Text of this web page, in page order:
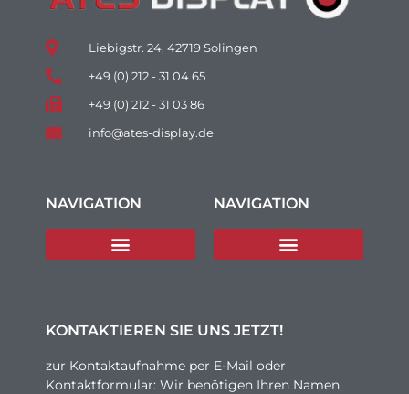
Liebigstr. 24, 42719 Solingen
+49 (0) 212 - 31 04 65
+49 (0) 212 - 31 03 86
info@ates-display.de
NAVIGATION NAVIGATION
KONTAKTIEREN SIE UNS JETZT!
zur Kontaktaufnahme per E-Mail oder
Kontaktformular: Wir benötigen Ihren Namen,